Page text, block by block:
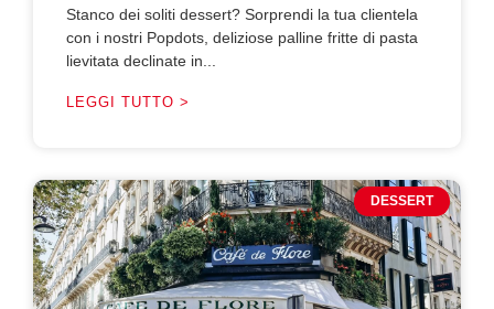
Stanco dei soliti dessert? Sorprendi la tua clientela
con i nostri Popdots, deliziose palline fritte di pasta
lievitata declinate in...
LEGGI TUTTO >
DESSERT